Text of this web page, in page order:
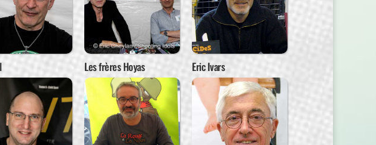
Les frères Hoyas Eric Ivars